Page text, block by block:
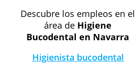
Descubre los empleos en el
área de Higiene
Bucodental en Navarra
Higienista bucodental